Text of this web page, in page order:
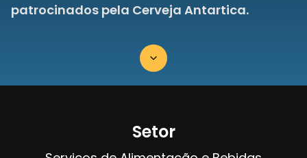
patrocinados pela Cerveja Antartica.
Setor